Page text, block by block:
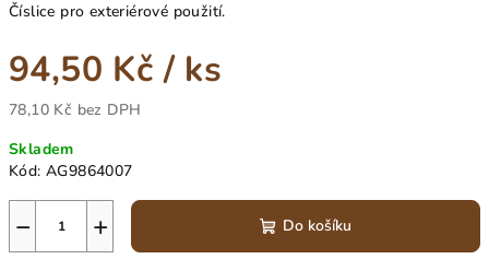
Číslice pro exteriérové použití.
94,50 Kč/ ks
78,10 Kč bez DPH
cena:
Skladem
Kód: AG9864007
+
− Do košíku